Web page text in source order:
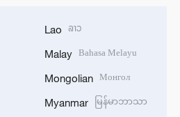
Lao ລາວ
Malay Bahasa Melayu
Mongolian Монгол
Myanmar မြန်မာဘာသာ